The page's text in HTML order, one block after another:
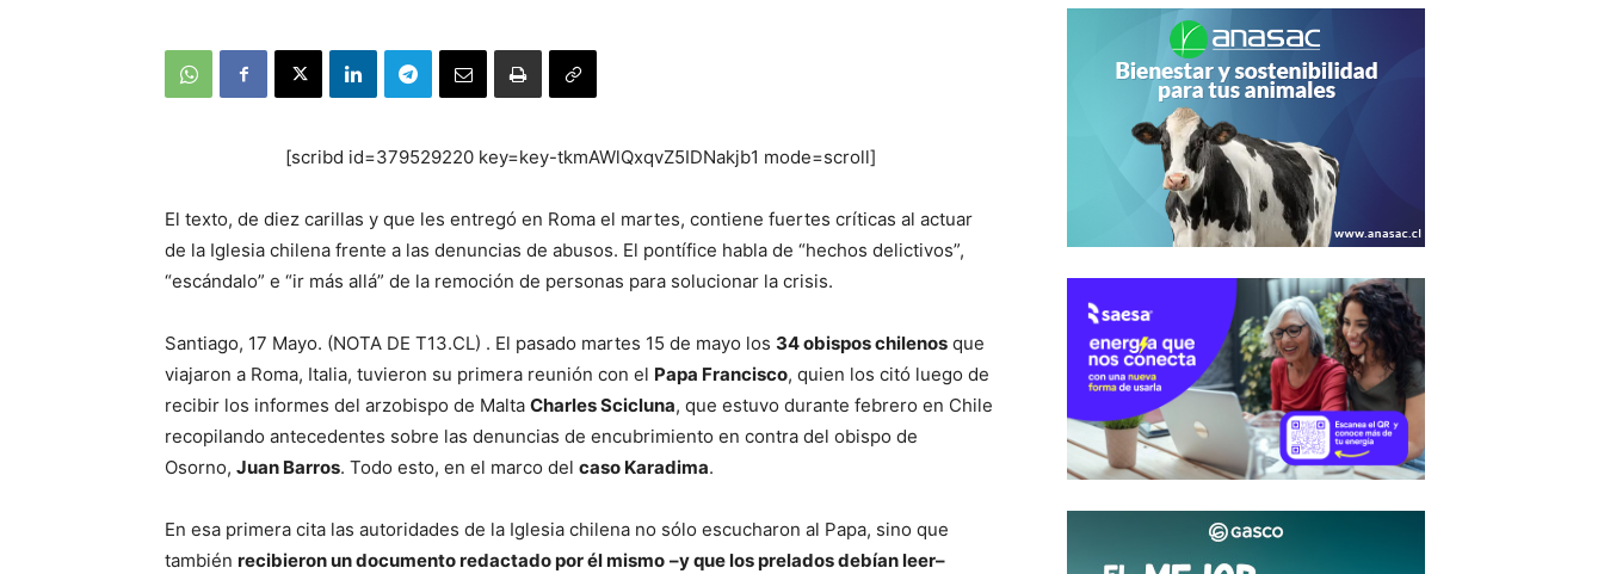
[scribd id=379529220 key=key-tkmAWlQxqvZ5IDNakjb1 mode=scroll]
El texto, de diez carillas y que les entregó en Roma el martes, contiene fuertes críticas al actuar
de la Iglesia chilena frente a las denuncias de abusos. El pontífice habla de “hechos delictivos”,
“escándalo” e “ir más allá” de la remoción de personas para solucionar la crisis.
Santiago, 17 Mayo. (NOTA DE T13.CL) . El pasado martes 15 de mayo los 34 obispos chilenos que
viajaron a Roma, Italia, tuvieron su primera reunión con el Papa Francisco, quien los citó luego de
recibir los informes del arzobispo de Malta Charles Scicluna, que estuvo durante febrero en Chile
recopilando antecedentes sobre las denuncias de encubrimiento en contra del obispo de
Osorno, Juan Barros. Todo esto, en el marco del caso Karadima.
En esa primera cita las autoridades de la Iglesia chilena no sólo escucharon al Papa, sino que
también recibieron un documento redactado por él mismo –y que los prelados debían leer–